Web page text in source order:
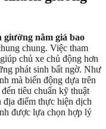
giường nằm giá bao
chung. Việc tham
chủ xe chủ động hơn
phát sinh bất ngờ. Như
mà biến động dựa trên
tiêu chuẩn kỹ thuật
điểm thực hiện dịch
được lựa chọn hợp lý